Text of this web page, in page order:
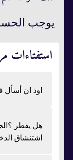
يوجب
استفتاءات
اود ان
هل يفطر
اشتنشاق